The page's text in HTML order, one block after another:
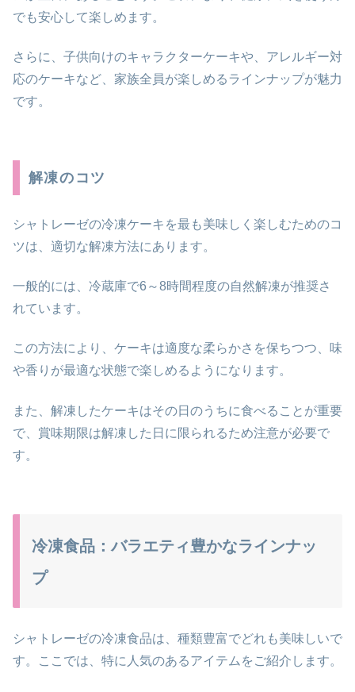
でも安心して楽しめます。
さらに、子供向けのキャラクターケーキや、アレルギー対
応のケーキなど、家族全員が楽しめるラインナップが魅力
です。
解凍のコツ
シャトレーゼの冷凍ケーキを最も美味しく楽しむためのコ
ツは、適切な解凍方法にあります。
一般的には、冷蔵庫で6～8時間程度の自然解凍が推奨さ
れています。
この方法により、ケーキは適度な柔らかさを保ちつつ、味
や香りが最適な状態で楽しめるようになります。
また、解凍したケーキはその日のうちに食べることが重要
で、賞味期限は解凍した日に限られるため注意が必要で
す。
冷凍食品：バラエティ豊かなラインナッ
プ
シャトレーゼの冷凍食品は、種類豊富でどれも美味しいで
す。ここでは、特に人気のあるアイテムをご紹介します。